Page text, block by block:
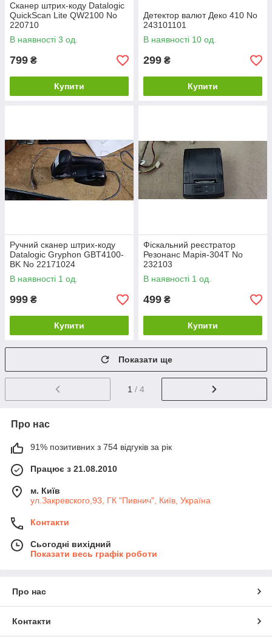
Сканер штрих-коду Datalogic
QuickScan Lite QW2100 No
220710
В наявності 3 од.
799 ₴
Купити
Детектор валют Деко 410 No
243101101
В наявності 10 од.
299 ₴
Купити
Ручний сканер штрих-коду
Datalogic Gryphon GBT4100-
BK No 22171024
В наявності 1 од.
999 ₴
Купити
Фіскальний реєстратор
Резонанс Марія-304T No
232103
В наявності 1 од.
499 ₴
Купити
Показати ще
1 / 4
Про нас
91% позитивних з 754 відгуків за рік
Працює з 21.08.2010
м. Київ
ул.Закревского,93, ГК "Пивнич", Київ, Україна
Контакти
Сьогодні вихідний
Показати весь графік роботи
Про нас
Контакти